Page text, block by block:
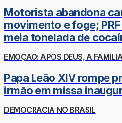
Motorista abandona
movimento e foge;
meia tonelada de
EMOÇÃO: APÓS DEUS, A FAMÍLIA
Papa Leão XIV rompe
irmão em missa
DEMOCRACIA NO BRASIL